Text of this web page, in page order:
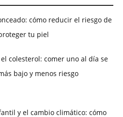
cómo reducir el riesgo de
tu piel
el colesterol: comer uno al día se
bajo y menos riesgo
y el cambio climático: cómo